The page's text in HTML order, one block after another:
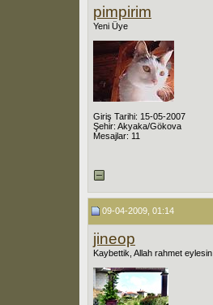
pimpirim
Yeni Üye
Giriş Tarihi: 15-05-2007
Şehir: Akyaka/Gökova
Mesajlar: 11
09-04-2009, 01:14
jineop
Kaybettik, Allah rahmet eylesin